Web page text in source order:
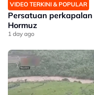
VIDEO TERKINI & POPULAR
Persatuan
Hormuz
1 day ago